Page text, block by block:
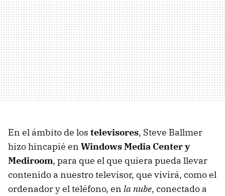
En el ámbito de los televisores, Steve Ballmer
hizo hincapié en Windows Media Center y
Mediroom, para que el que quiera pueda llevar
contenido a nuestro televisor, que vivirá, como el
ordenador y el teléfono, en la nube, conectado a